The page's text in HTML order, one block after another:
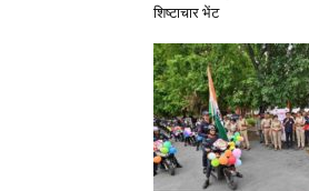
शिष्टाचार भेंट